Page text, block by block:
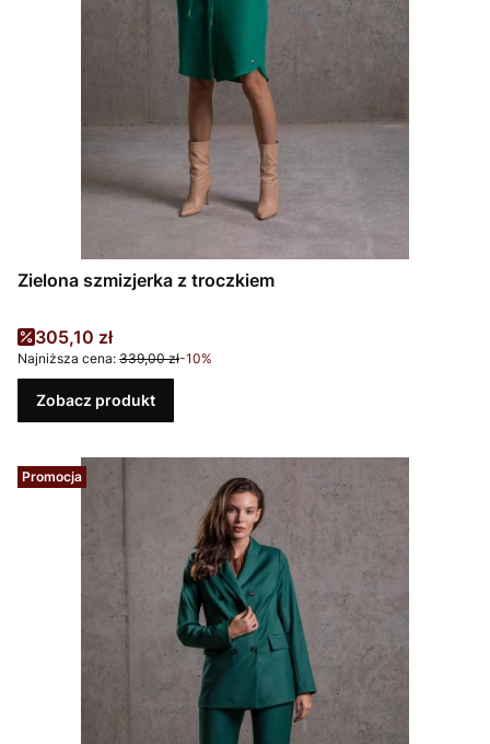
Zielona szmizjerka z troczkiem
Cena promocyjna
305,10 zł
Najniższa cena: 339,00 zł-10%
Zobacz produkt
Promocja